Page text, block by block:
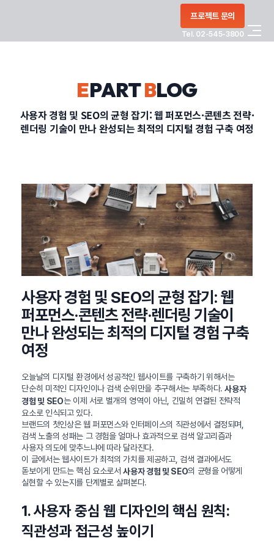
프로젝트 문의
Tel. 02-545-3800
PORTFOLIO
CONTACT
정부지원사업
EPARTBLOG
사용자 경험 및 SEO의 균형 잡기: 웹 퍼포먼스·콘텐츠 전략·
렌더링 기술이 만나 완성되는 최적의 디지털 경험 구축 여정
사용자 경험 및 SEO의 균형 잡기: 웹
퍼포먼스·콘텐츠 전략·렌더링 기술이
만나 완성되는 최적의 디지털 경험 구축
여정
오늘날의 디지털 환경에서 성공적인 웹사이트를 구축하기 위해서는
단순히 미적인 디자인이나 검색 순위만을 추구해서는 부족하다.사용자
경험 및 SEO는 이제 서로 별개의 영역이 아닌, 긴밀히 연결된 전략적
요소로 인식되고 있다.
브랜드의 첫인상은 웹 퍼포먼스와 인터페이스의 직관성에서 결정되며,
검색 노출의 성패는 그 경험을 얼마나 효과적으로 검색 알고리즘과
사용자 의도에 맞추느냐에 따라 달라진다.
이 글에서는 웹사이트가 최적의 가치를 제공하고, 검색 결과에서도
돋보이게 만드는 핵심 요소로서사용자 경험 및 SEO의 균형을 어떻게
실현할 수 있는지를 단계별로 살펴본다.
1. 사용자 중심 웹 디자인의 핵심 원칙:
직관성과 접근성 높이기